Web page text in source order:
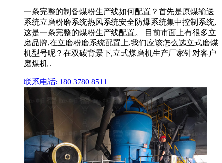
一条完整的制备煤粉生产线如何配置？首先是原煤输送
系统立磨粉磨系统热风系统安全防爆系统集中控制系统,
这是一条完整的煤粉生产线配置。 目前市面上有很多立
磨品牌,在立磨粉磨系统配置上,我们应该怎么选立式磨煤
机型号呢？在双碳背景下,立式煤磨机生产厂家针对客户
磨煤机 .
联系电话: 180 3780 8511